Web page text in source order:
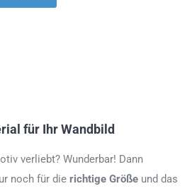
für Ihr Wandbild
verliebt? Wunderbar! Dann
noch für die richtige Größe und das